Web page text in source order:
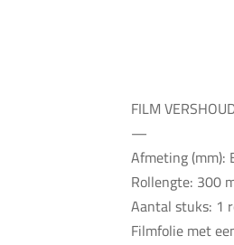
FILM
—
Afmeting (mm):
Rollengte: 300
Aantal stuks: 1
Filmfolie met